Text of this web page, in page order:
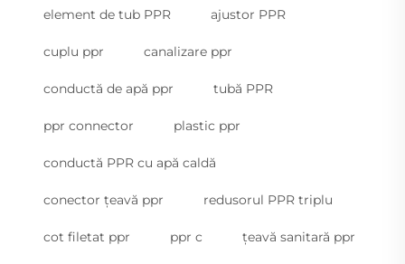
element de tub PPR ajustor PPR
cuplu ppr canalizare ppr
conductă de apă ppr tubă PPR
ppr connector plastic ppr
conductă PPR cu apă caldă
conector țeavă ppr redusorul PPR triplu
cot filetat ppr ppr c țeavă sanitară ppr